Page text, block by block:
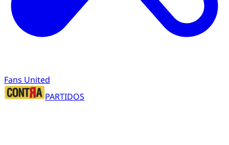
Fans United
PARTIDOS